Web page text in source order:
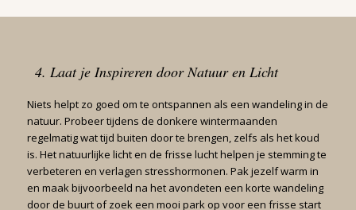
4. Laat je Inspireren door Natuur en Licht
Niets helpt zo goed om te ontspannen als een wandeling in de
natuur. Probeer tijdens de donkere wintermaanden
regelmatig wat tijd buiten door te brengen, zelfs als het koud
is. Het natuurlijke licht en de frisse lucht helpen je stemming te
verbeteren en verlagen stresshormonen. Pak jezelf warm in
en maak bijvoorbeeld na het avondeten een korte wandeling
door de buurt of zoek een mooi park op voor een frisse start